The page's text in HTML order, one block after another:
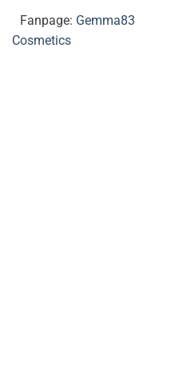
Fanpage: Gemma83
Cosmetics